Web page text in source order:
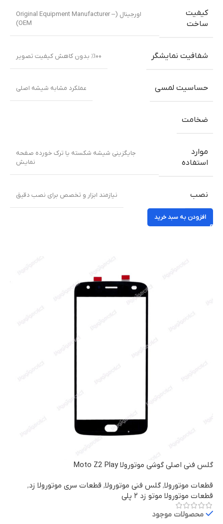
کیفیت
ساخت
اورجینال (Original Equipment Manufacturer –
OEM)
شفافیت نمایشگر ٪۱۰۰ بدون کاهش کیفیت تصویر
حساسیت لمسی عملکرد مشابه شیشه اصلی
ضخامت
موارد
استفاده
جایگزینی شیشه شکسته یا ترک خورده صفحه
نمایش
نصب نیازمند ابزار و تخصص برای نصب دقیق
افزودن به سبد خرید
گلس فنی اصلی گوشی موتورولا Moto Z2 Play
قطعات موتورولا, گلس فنی موتورولا, قطعات سری موتورولا زد,
قطعات موتورولا موتو زد ۲ پلی
محصولات موجود